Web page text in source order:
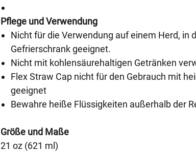
Pflege und Verwendung
Nicht für die Verwendung auf einem Herd, in
Gefrierschrank geeignet.
Nicht mit kohlensäurehaltigen Getränken
Flex Straw Cap nicht für den Gebrauch mit
geeignet
Bewahre heiße Flüssigkeiten außerhalb der
Größe und Maße
21 oz (621 ml)